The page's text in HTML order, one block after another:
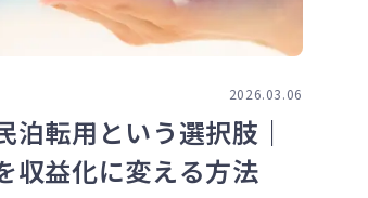
2026.03.06
泊転用という選択肢｜
収益化に変える方法